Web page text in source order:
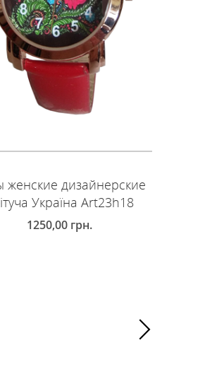
женские дизайнерские
Україна Art23h18
1250,00 грн.